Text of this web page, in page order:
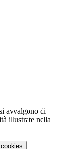
avvalgono di
illustrate nella